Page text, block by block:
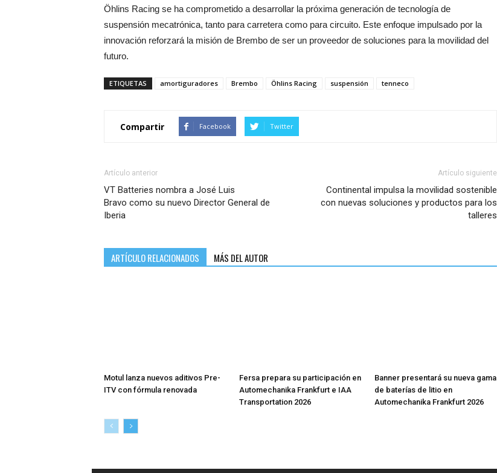
Öhlins Racing se ha comprometido a desarrollar la próxima generación de tecnología de
suspensión mecatrónica, tanto para carretera como para circuito. Este enfoque impulsado por la
innovación reforzará la misión de Brembo de ser un proveedor de soluciones para la movilidad del
futuro.
ETIQUETAS amortiguradores Brembo Öhlins Racing suspensión tenneco
Compartir Facebook Twitter
Artículo anterior
VT Batteries nombra a José Luis
Bravo como su nuevo Director General de
Iberia
Artículo siguiente
Continental impulsa la movilidad sostenible
con nuevas soluciones y productos para los
talleres
ARTÍCULO RELACIONADOS MÁS DEL AUTOR
Motul lanza nuevos aditivos Pre-
ITV con fórmula renovada
Fersa prepara su participación en
Automechanika Frankfurt e IAA
Transportation 2026
Banner presentará su nueva gama
de baterías de litio en
Automechanika Frankfurt 2026